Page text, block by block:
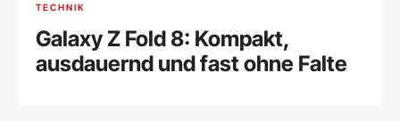
TECHNIK
Galaxy Z Fold 8: Kompakt,
ausdauernd und fast ohne Falte